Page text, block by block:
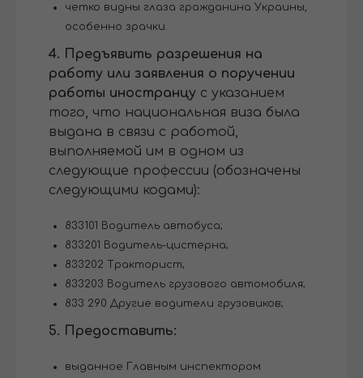
четко видны глаза гражданина Украины,
особенно зрачки.
4. Предъявить разрешения на
работу или заявления о поручении
работы иностранцу с указанием
того, что национальная виза была
выдана в связи с работой,
выполняемой им в одном из
следующие профессии (обозначены
следующими кодами):
833101 Водитель автобуса;
833201 Водитель-цистерна;
833202 Тракторист;
833203 Водитель грузового автомобиля;
833 290 Другие водители грузовиков;
5. П редоставить:
выданное Главным инспектором